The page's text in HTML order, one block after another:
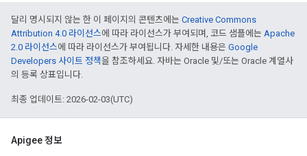
달리 명시되지 않는 한 이 페이지의 콘텐츠에는 Creative Commons
Attribution 4.0 라이선스에 따라 라이선스가 부여되며, 코드 샘플에는 Apache
2.0 라이선스에 따라 라이선스가 부여됩니다. 자세한 내용은 Google
Developers 사이트 정책을 참조하세요. 자바는 Oracle 및/또는 Oracle 계열사
의 등록 상표입니다.
최종 업데이트: 2026-02-03(UTC)
Apigee 정보